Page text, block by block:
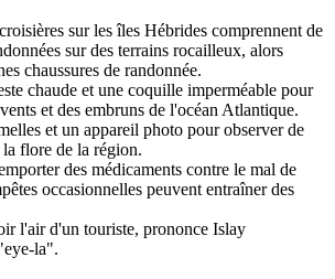
sur les îles Hébrides comprennent de
sur des terrains rocailleux, alors
chaussures de randonnée.
chaude et une coquille imperméable pour
et des embruns de l'océan Atlantique.
et un appareil photo pour observer de
flore de la région.
des médicaments contre le mal de
occasionnelles peuvent entraîner des
l'air d'un touriste, prononce Islay
la".